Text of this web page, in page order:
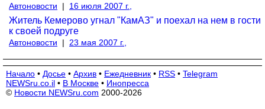
Автоновости | 16 июля 2007 г.,
Житель Кемерово угнал "КамАЗ" и поехал на нем в гости
к своей подруге
Автоновости | 23 мая 2007 г.,
Начало • Досье • Архив • Ежедневник • RSS • Telegram
NEWSru.co.il • В Москве • Инопресса
© Новости NEWSru.com 2000-2026